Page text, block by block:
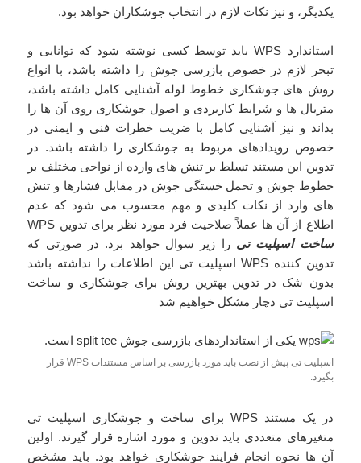
یکدیگر، و نیز نکات لازم در انتخاب جوشکاران خواهد بود.
استاندارد WPS باید توسط کسی نوشته شود که توانایی و
تبحر لازم در خصوص بازرسی جوش را داشته باشد، با انواع
روش های جوشکاری خطوط لوله آشنایی کامل داشته باشد،
متریال ها و شرایط کاربردی و اصول جوشکاری روی آن ها را
بداند و نیز آشنایی کامل با ضریب خطرات فنی و ایمنی در
خصوص رویدادهای مربوط به جوشکاری را داشته باشد. در
تدوین این مستند تسلط بر تنش های وارده از نواحی مختلف بر
خطوط جوش و تحمل خستگی جوش در مقابل فشارها و تنش
های وارد از نکات کلیدی و مهم محسوب می شود که عدم
اطلاع از آن ها عملاً صلاحیت فرد مورد نظر برای تدوین WPS
ساخت اسپلیت تی را زیر سوال خواهد برد. در صورتی که
تدوین کننده WPS اسپلیت تی این اطلاعات را نداشته باشد
بدون شک در تدوین بهترین روش برای جوشکاری و ساخت
اسپلیت تی دچار مشکل خواهیم شد
اسپلیت تی پیش از نصب باید مورد بازرسی بر اساس مستندات WPS قرار
بگیرد.
در یک مستند WPS برای ساخت و جوشکاری اسپلیت تی
متغیرهای متعددی باید تدوین و مورد اشاره قرار گیرند. اولین
آن ها نحوه انجام فرایند جوشکاری خواهد بود. باید مشخص